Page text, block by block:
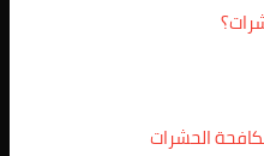
الحشرات